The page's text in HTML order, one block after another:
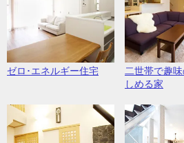
ゼロ･エネルギー住宅
二世帯で趣
しめる家